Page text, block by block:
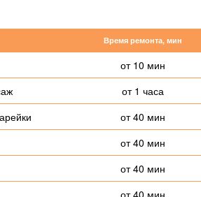
Время ремонта, мин
от 10 мин
от 1 часа
от 40 мин
от 40 мин
от 40 мин
от 40 мин